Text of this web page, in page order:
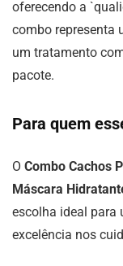
oferecendo a
combo representa
um tratamento
pacote.
Para quem
O Combo Cachos
Máscara
escolha ideal para
excelência nos